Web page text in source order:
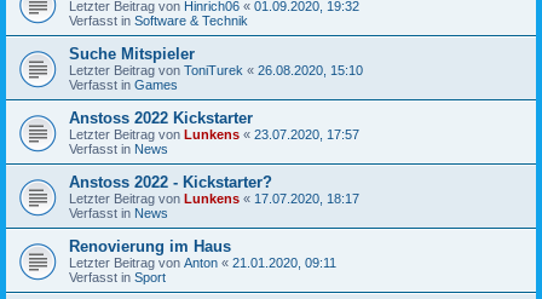
Letzter Beitrag von Hinrich06 « 01.09.2020, 19:32
Verfasst in Software & Technik
Suche Mitspieler
Letzter Beitrag von ToniTurek « 26.08.2020, 15:10
Verfasst in Games
Anstoss 2022 Kickstarter
Letzter Beitrag von Lunkens « 23.07.2020, 17:57
Verfasst in News
Anstoss 2022 - Kickstarter?
Letzter Beitrag von Lunkens « 17.07.2020, 18:17
Verfasst in News
Renovierung im Haus
Letzter Beitrag von Anton « 21.01.2020, 09:11
Verfasst in Sport